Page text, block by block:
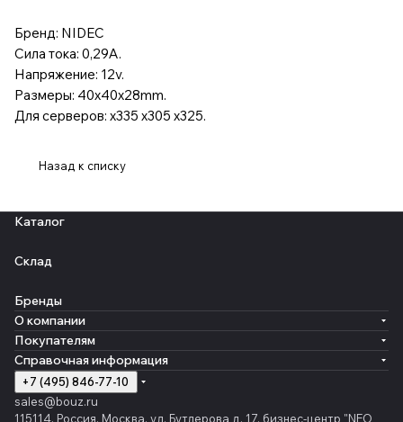
Бренд: NIDEC
Сила тока: 0,29A.
Напряжение: 12v.
Размеры: 40x40x28mm.
Для серверов: x335 x305 x325.
Назад к списку
Каталог
Склад
Бренды
О компании
Покупателям
Справочная информация
+7 (495) 846-77-10
sales@bouz.ru
115114, Россия, Москва, ул. Бутлерова д. 17, бизнес-центр "NEO